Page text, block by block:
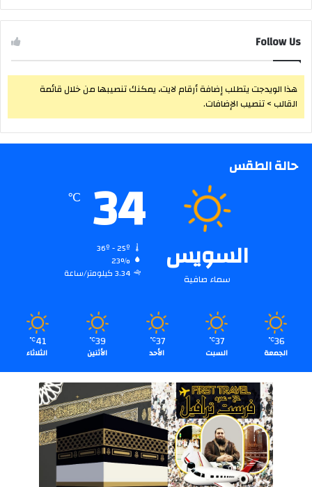
Follow Us
هذا الويدجت يتطلب إضافة أرقام لايت، يمكنك تنصيبها من خلال قائمة
القالب > تنصيب الإضافات.
حالة الطقس
السويس
سماء صافية
34
℃
23%
3.34 كيلومتر/ساعة
36
℃
الجمعة
37
℃
السبت
37
℃
الأحد
39
℃
الأثنين
41
℃
الثلاثاء